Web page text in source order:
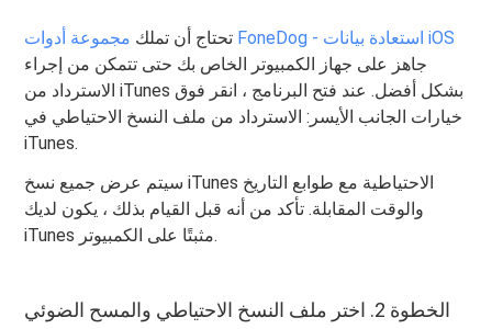
تحتاج أن تملك
مجموعة أدوات FoneDog - استعادة بيانات iOS
جاهز على جهاز الكمبيوتر الخاص بك حتى تتمكن من إجراء
الاسترداد من iTunes بشكل أفضل. عند فتح البرنامج ، انقر فوق
خيارات الجانب الأيسر: الاسترداد من ملف النسخ الاحتياطي في
iTunes.
سيتم عرض جميع نسخ iTunes الاحتياطية مع طوابع التاريخ
والوقت المقابلة. تأكد من أنه قبل القيام بذلك ، يكون لديك
iTunes مثبتًا على الكمبيوتر.
الخطوة 2. اختر ملف النسخ الاحتياطي والمسح الضوئي